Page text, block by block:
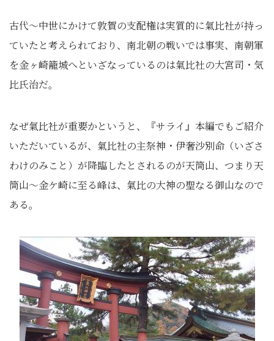
古代～中世にかけて敦賀の支配権は実質的に氣比社が持っ
ていたと考えられており、南北朝の戦いでは事実、南朝軍
を金ヶ崎籠城へといざなっているのは氣比社の大宮司・気
比氏治だ。
なぜ氣比社が重要かというと、『サライ』本編でもご紹介
いただいているが、氣比社の主祭神・伊奢沙別命（いざさ
わけのみこと）が降臨したとされるのが天筒山、つまり天
筒山～金ケ崎に至る峰は、氣比の大神の聖なる御山なので
ある。